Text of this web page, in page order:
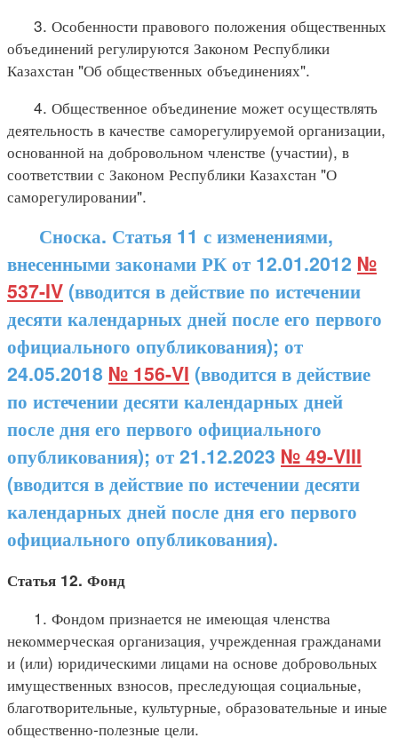
3. Особенности правового положения общественных
объединений регулируются Законом Республики
Казахстан "Об общественных объединениях".
4. Общественное объединение может осуществлять
деятельность в качестве саморегулируемой организации,
основанной на добровольном членстве (участии), в
соответствии с Законом Республики Казахстан "О
саморегулировании".
Сноска. Статья 11 с изменениями,
внесенными законами РК от 12.01.2012 №
537-IV (вводится в действие по истечении
десяти календарных дней после его первого
официального опубликования); от
24.05.2018 № 156-VI (вводится в действие
по истечении десяти календарных дней
после дня его первого официального
опубликования); от 21.12.2023 № 49-VIII
(вводится в действие по истечении десяти
календарных дней после дня его первого
официального опубликования).
Статья 12. Фонд
1. Фондом признается не имеющая членства
некоммерческая организация, учрежденная гражданами
и (или) юридическими лицами на основе добровольных
имущественных взносов, преследующая социальные,
благотворительные, культурные, образовательные и иные
общественно-полезные цели.